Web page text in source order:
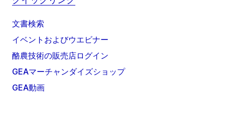
文書検索
イベントおよびウエビナー
酪農技術の販売店ログイン
GEAマーチャンダイズショップ
GEA動画